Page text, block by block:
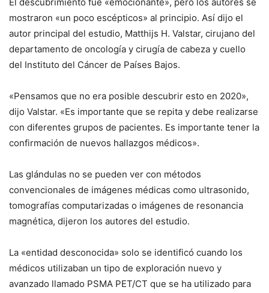
mostraron «un poco escépticos» al principio. Así dijo el
autor principal del estudio, Matthijs H. Valstar, cirujano del
departamento de oncología y cirugía de cabeza y cuello
del Instituto del Cáncer de Países Bajos.
«Pensamos que no era posible descubrir esto en 2020»,
dijo Valstar. «Es importante que se repita y debe realizarse
con diferentes grupos de pacientes. Es importante tener la
confirmación de nuevos hallazgos médicos».
Las glándulas no se pueden ver con métodos
convencionales de imágenes médicas como ultrasonido,
tomografías computarizadas o imágenes de resonancia
magnética, dijeron los autores del estudio.
La «entidad desconocida» solo se identificó cuando los
médicos utilizaban un tipo de exploración nuevo y
avanzado llamado PSMA PET/CT que se ha utilizado para